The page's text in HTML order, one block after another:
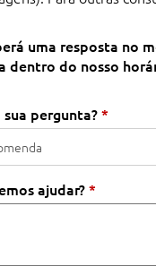
uma resposta no
dentro do nosso
pergunta?*
ajudar?*